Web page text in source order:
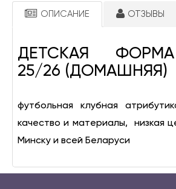
ОПИСАНИЕ ОТЗЫВЫ
ДЕТСКАЯ
25/26 (ДОМАШНЯЯ)
футбольная клубная
качество и материалы,  низкая
Минску и всей Беларуси